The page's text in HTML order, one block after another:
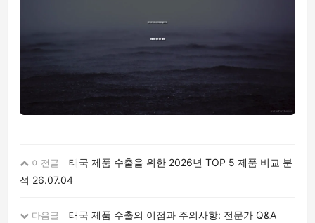
이전글
태국 제품 수출을 위한 2026년 TOP 5 제품 비교 분
석 26.07.04
다음글
태국 제품 수출의 이점과 주의사항: 전문가 Q&A